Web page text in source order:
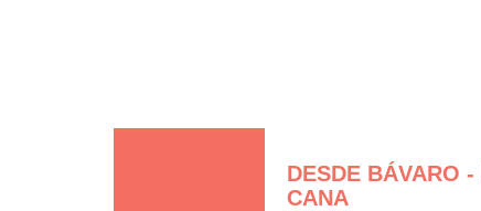
DESDE BÁVARO -
CANA